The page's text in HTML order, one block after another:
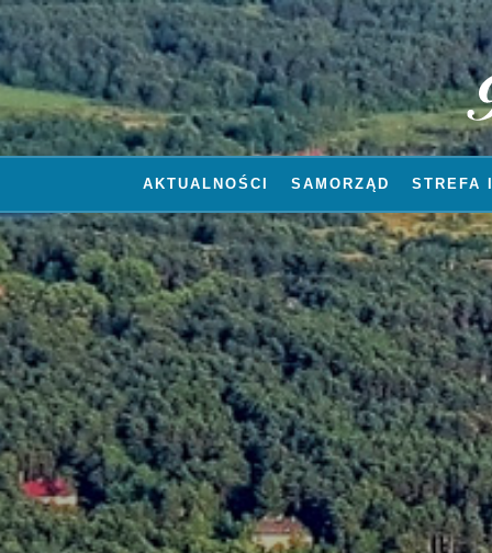
AKTUALNOŚCI SAMORZĄD STREFA